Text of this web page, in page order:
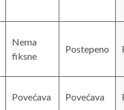
Nema
fiksne
Postepeno
Povećava Povećava